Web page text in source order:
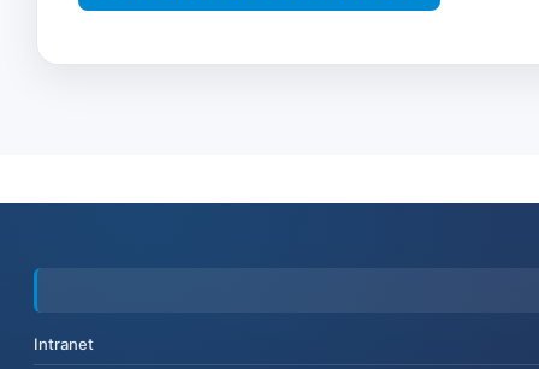
Intranet